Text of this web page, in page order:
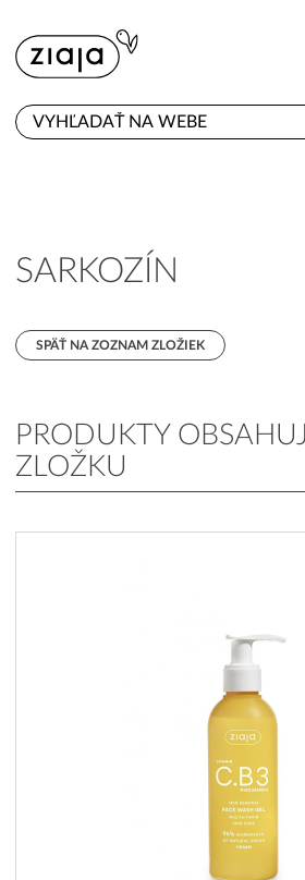
E-SHOP
SARKOZÍN
SPÄŤ NA ZOZNAM ZLOŽIEK
PRODUKTY
ZLOŽKU